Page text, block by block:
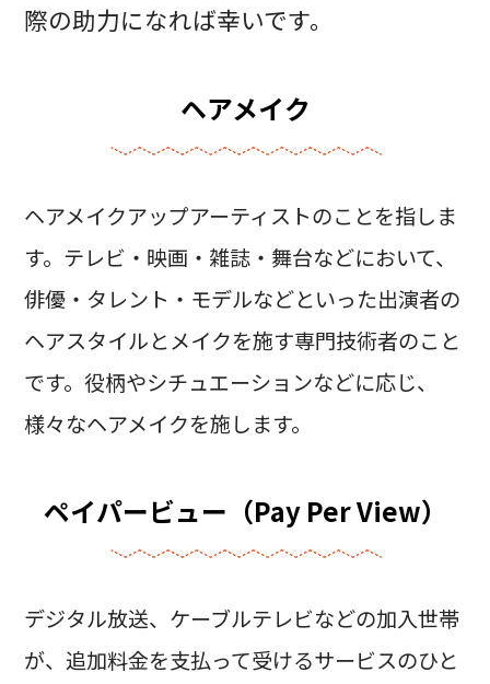
際の助力になれば幸いです。
ヘアメイク
ヘアメイクアップアーティストのことを指しま
す。テレビ・映画・雑誌・舞台などにおいて、
俳優・タレント・モデルなどといった出演者の
ヘアスタイルとメイクを施す専門技術者のこと
です。役柄やシチュエーションなどに応じ、
様々なヘアメイクを施します。
ペイパービュー（Pay Per View）
デジタル放送、ケーブルテレビなどの加入世帯
が、追加料金を支払って受けるサービスのひと